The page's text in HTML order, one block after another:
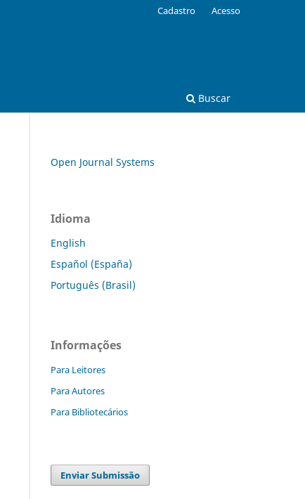
Buscar
Cadastro Acesso
Open Journal Systems
Idioma
English
Español (España)
Português (Brasil)
Informações
Para Leitores
Para Autores
Para Bibliotecários
Enviar Submissão